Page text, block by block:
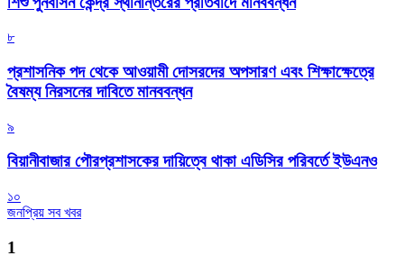
৮
প্রশাসনিক পদ থেকে আওয়ামী দোসরদের অপসারণ এবং শিক্ষাক্ষেত্রে
বৈষম্য নিরসনের দাবিতে মানববন্ধন
৯
বিয়ানীবাজার পৌরপ্রশাসকের দায়িত্বে থাকা এডিসির পরিবর্তে ইউএনও
১০
জনপ্রিয় সব খবর
1